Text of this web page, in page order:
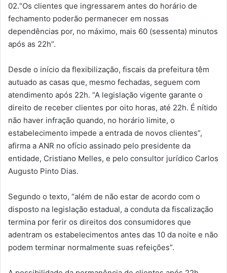
02.“Os clientes que ingressarem antes do horário de
fechamento poderão permanecer em nossas
dependências por, no máximo, mais 60 (sessenta) minutos
após as 22h”.
Desde o início da flexibilização, fiscais da prefeitura têm
autuado as casas que, mesmo fechadas, seguem com
atendimento após 22h. “A legislação vigente garante o
direito de receber clientes por oito horas, até 22h. É nítido
não haver infração quando, no horário limite, o
estabelecimento impede a entrada de novos clientes”,
afirma a ANR no ofício assinado pelo presidente da
entidade, Cristiano Melles, e pelo consultor jurídico Carlos
Augusto Pinto Dias.
Segundo o texto, “além de não estar de acordo com o
disposto na legislação estadual, a conduta da fiscalização
termina por ferir os direitos dos consumidores que
adentram os estabelecimentos antes das 10 da noite e não
podem terminar normalmente suas refeições”.